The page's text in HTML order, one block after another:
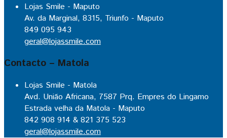
Lojas Smile - Maputo
Av. da Marginal, 8315, Triunfo - Maputo
849 095 943
geral@lojassmile.com
Contacto – Matola
Lojas Smile - Matola
Avd. União Africana, 7587 Prq. Empres do Lingamo
Estrada velha da Matola - Maputo
842 908 914 & 821 375 523
geral@lojassmile.com